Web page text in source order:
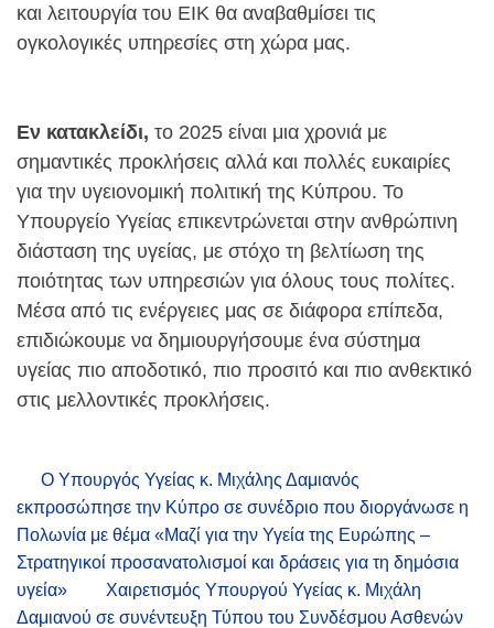
και λειτουργία του ΕΙΚ θα αναβαθμίσει τις
ογκολογικές υπηρεσίες στη χώρα μας.
Εν κατακλείδι, το 2025 είναι μια χρονιά με
σημαντικές προκλήσεις αλλά και πολλές ευκαιρίες
για την υγειονομική πολιτική της Κύπρου. Το
Υπουργείο Υγείας επικεντρώνεται στην ανθρώπινη
διάσταση της υγείας, με στόχο τη βελτίωση της
ποιότητας των υπηρεσιών για όλους τους πολίτες.
Μέσα από τις ενέργειες μας σε διάφορα επίπεδα,
επιδιώκουμε να δημιουργήσουμε ένα σύστημα
υγείας πιο αποδοτικό, πιο προσιτό και πιο ανθεκτικό
στις μελλοντικές προκλήσεις.
Ο Υπουργός Υγείας κ. Μιχάλης Δαμιανός
εκπροσώπησε την Κύπρο σε συνέδριο που διοργάνωσε η
Πολωνία με θέμα «Μαζί για την Υγεία της Ευρώπης –
Στρατηγικοί προσανατολισμοί και δράσεις για τη δημόσια
υγεία»
Χαιρετισμός Υπουργού Υγείας κ. Μιχάλη
Δαμιανού σε συνέντευξη Τύπου του Συνδέσμου Ασθενών